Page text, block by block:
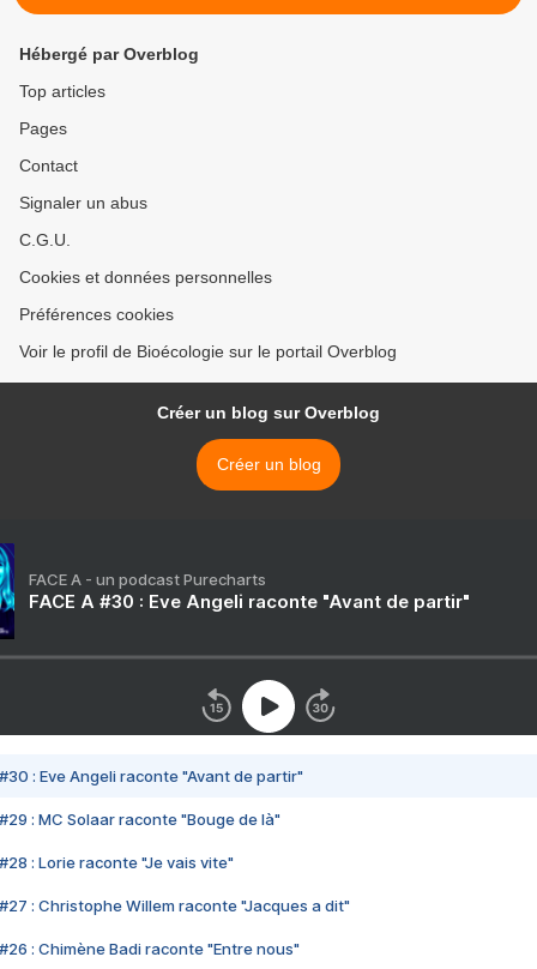
Hébergé par Overblog
Top articles
Pages
Contact
Signaler un abus
C.G.U.
Cookies et données personnelles
Préférences cookies
Voir le profil de Bioécologie sur le portail Overblog
Créer un blog sur Overblog
Créer un blog
FACE A - un podcast Purecharts
FACE A #30 : Eve Angeli raconte "Avant de partir"
#30 : Eve Angeli raconte "Avant de partir"
#29 : MC Solaar raconte "Bouge de là"
#28 : Lorie raconte "Je vais vite"
#27 : Christophe Willem raconte "Jacques a dit"
#26 : Chimène Badi raconte "Entre nous"